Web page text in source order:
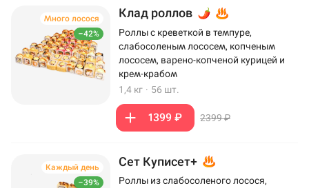
–42%
Много лосося Клад роллов
Роллы с креветкой в темпуре,
слабосоленым лососем, копченым
лососем, варено-копченой курицей и
крем-крабом
1,4 кг · 56 шт.
1399 ₽ 2399 ₽
–39%
Каждый день Сет Куписет+
Роллы из слабосоленого лосося,